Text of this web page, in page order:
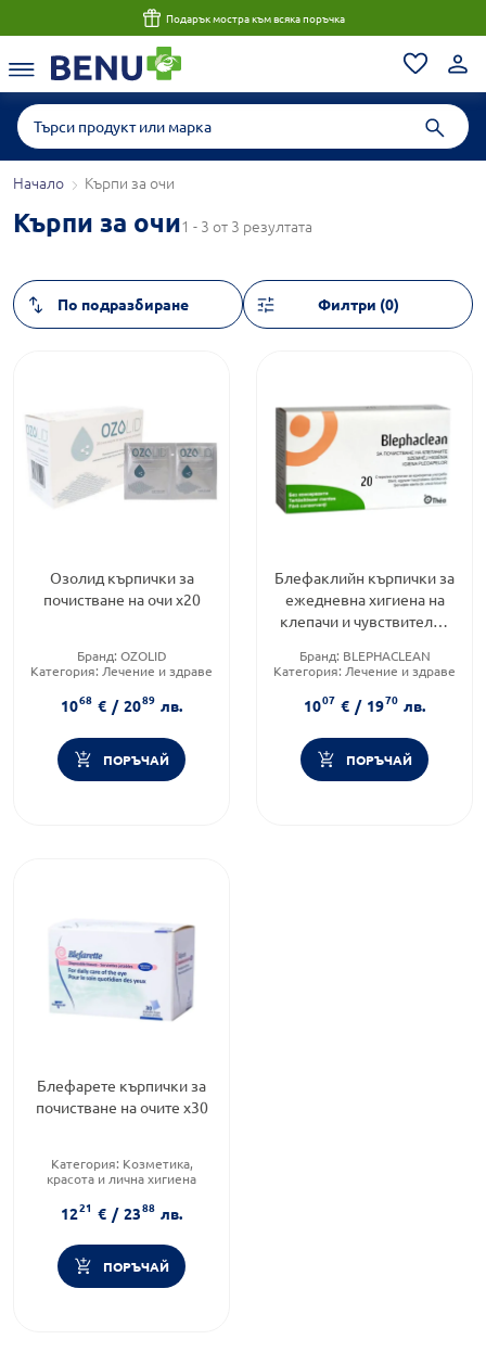
Подарък мостра към всяка поръчка
Начало Кърпи за очи
Кърпи за очи1 - 3 от 3 резултата
Филтри (0)
Озолид кърпички за
почистване на очи х20
Бранд: OZOLID
Категория: Лечение и здраве
очи
1068 € / 2089 лв.
ПОРЪЧАЙ
Блефаклийн кърпички за
ежедневна хигиена на
клепачи и чувствителна
Бранд: BLEPHACLEAN
Категория: Лечение и здраве
очи
1007 € / 1970 лв.
ПОРЪЧАЙ
Блефарете кърпички за
почистване на очите х30
Категория: Козметика,
красота и лична хигиена
козметика
Форма на продукта:
кърпи за
1221 € / 2388 лв.
ПОРЪЧАЙ